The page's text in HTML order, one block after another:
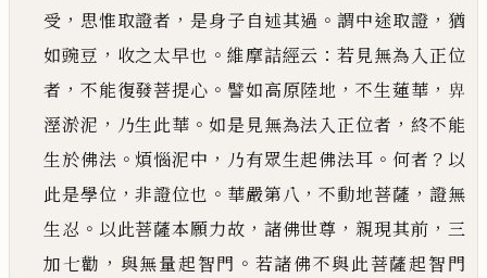
受 ， 思惟取證者 ，是身子自述其過 。謂中途取證 ， 猶
如豌豆 ， 收之太早也 。 維摩詰經云 ：若見無為入正位
者 ， 不能復發菩提心 。 譬如高原陸地 ，不生蓮華 ， 𢍉
溼淤泥 ， 乃生此華 。 如是見無為法入正位者 ， 終不能
生於佛法 。煩惱泥中 ， 乃有眾生起佛法耳 。 何者 ？ 以
此是學位 ，非證位也 。 華嚴第八 ，不動地菩薩 ， 證無
生忍 。 以此菩薩本願力故 ， 諸佛世尊 ，親現其前 ， 三
加七勸 ， 與無量起智門 。 若諸佛不與此菩薩起智門